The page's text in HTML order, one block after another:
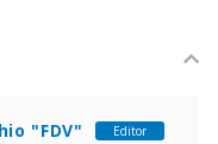
"FDV" Editor